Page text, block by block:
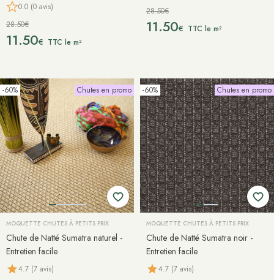
0.0 (0 avis)
28.50€
11.50€ TTC le m²
28.50€
11.50€ TTC le m²
-60% Chutes en promo
MOQUETTE CHUTES À PETITS PRIX
Chute de Natté Sumatra naturel -
Entretien facile
4.7 (7 avis)
-60% Chutes en promo
MOQUETTE CHUTES À PETITS PRIX
Chute de Natté Sumatra noir -
Entretien facile
4.7 (7 avis)